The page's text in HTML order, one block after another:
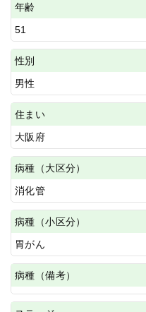
年齢
51
性別
男性
住まい
大阪府
病種（大区分）
消化管
病種（小区分）
胃がん
病種（備考）